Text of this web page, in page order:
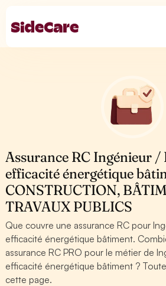
Assurance RC Ingénieur /
efficacité énergétique
CONSTRUCTION,
TRAVAUX PUBLICS
Que couvre une assurance RC pour
efficacité énergétique bâtiment.
assurance RC PRO pour le métier de
efficacité énergétique bâtiment ?
cette page.